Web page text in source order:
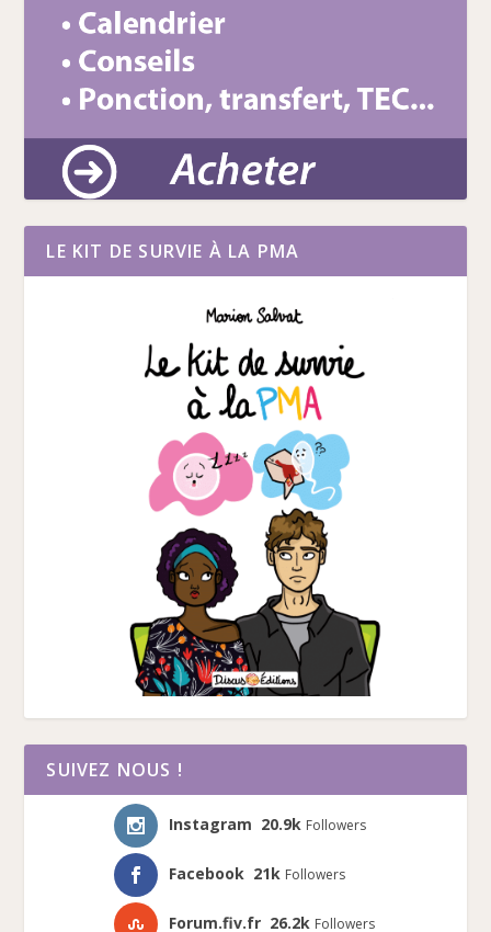
LE KIT DE SURVIE À LA PMA
SUIVEZ NOUS !
Instagram 20.9k Followers
Facebook 21k Followers
Forum.fiv.fr 26.2k Followers